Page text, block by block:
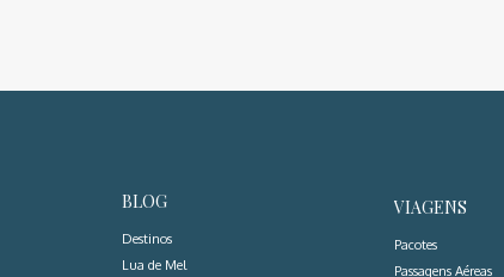
BLOG
Destinos
Lua de Mel
VIAGENS
Pacotes
Passagens Aéreas